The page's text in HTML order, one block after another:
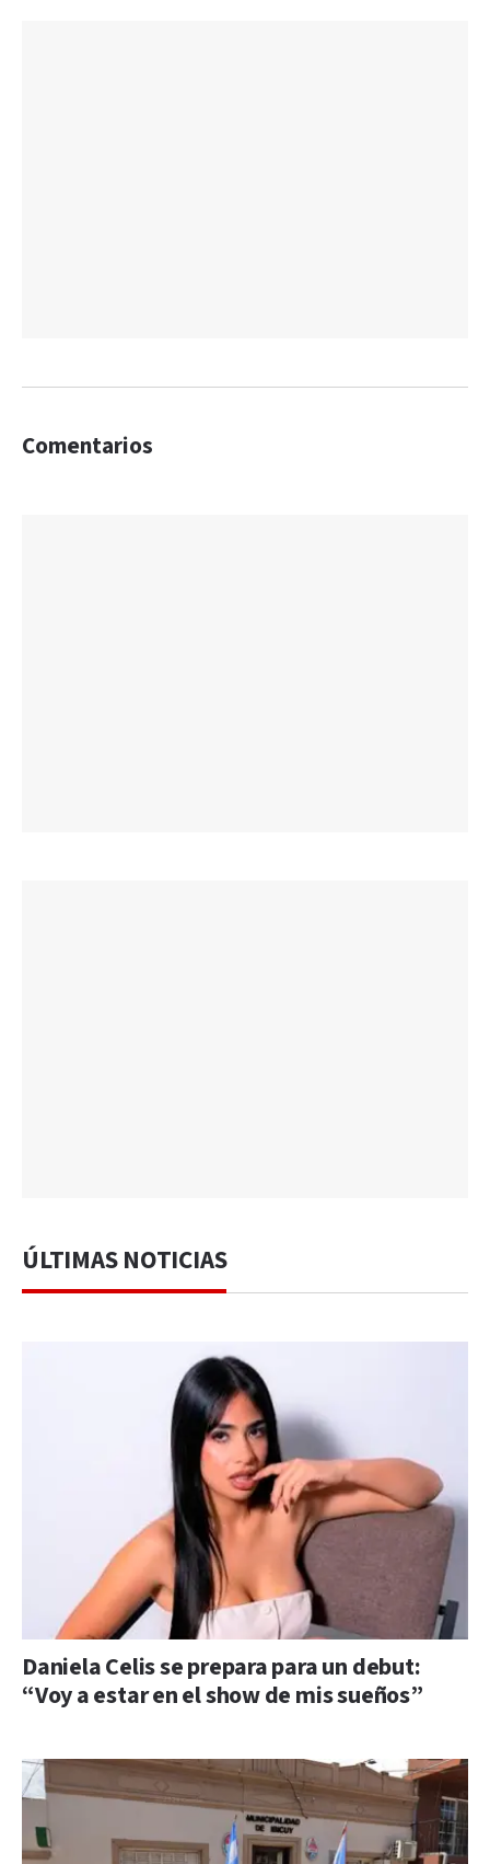
Comentarios
ÚLTIMAS NOTICIAS
Daniela Celis se prepara para un debut:
“Voy a estar en el show de mis sueños”